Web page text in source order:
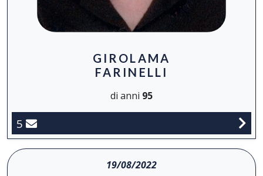
GIROLAMA
FARINELLI
di anni 95
5
19/08/2022